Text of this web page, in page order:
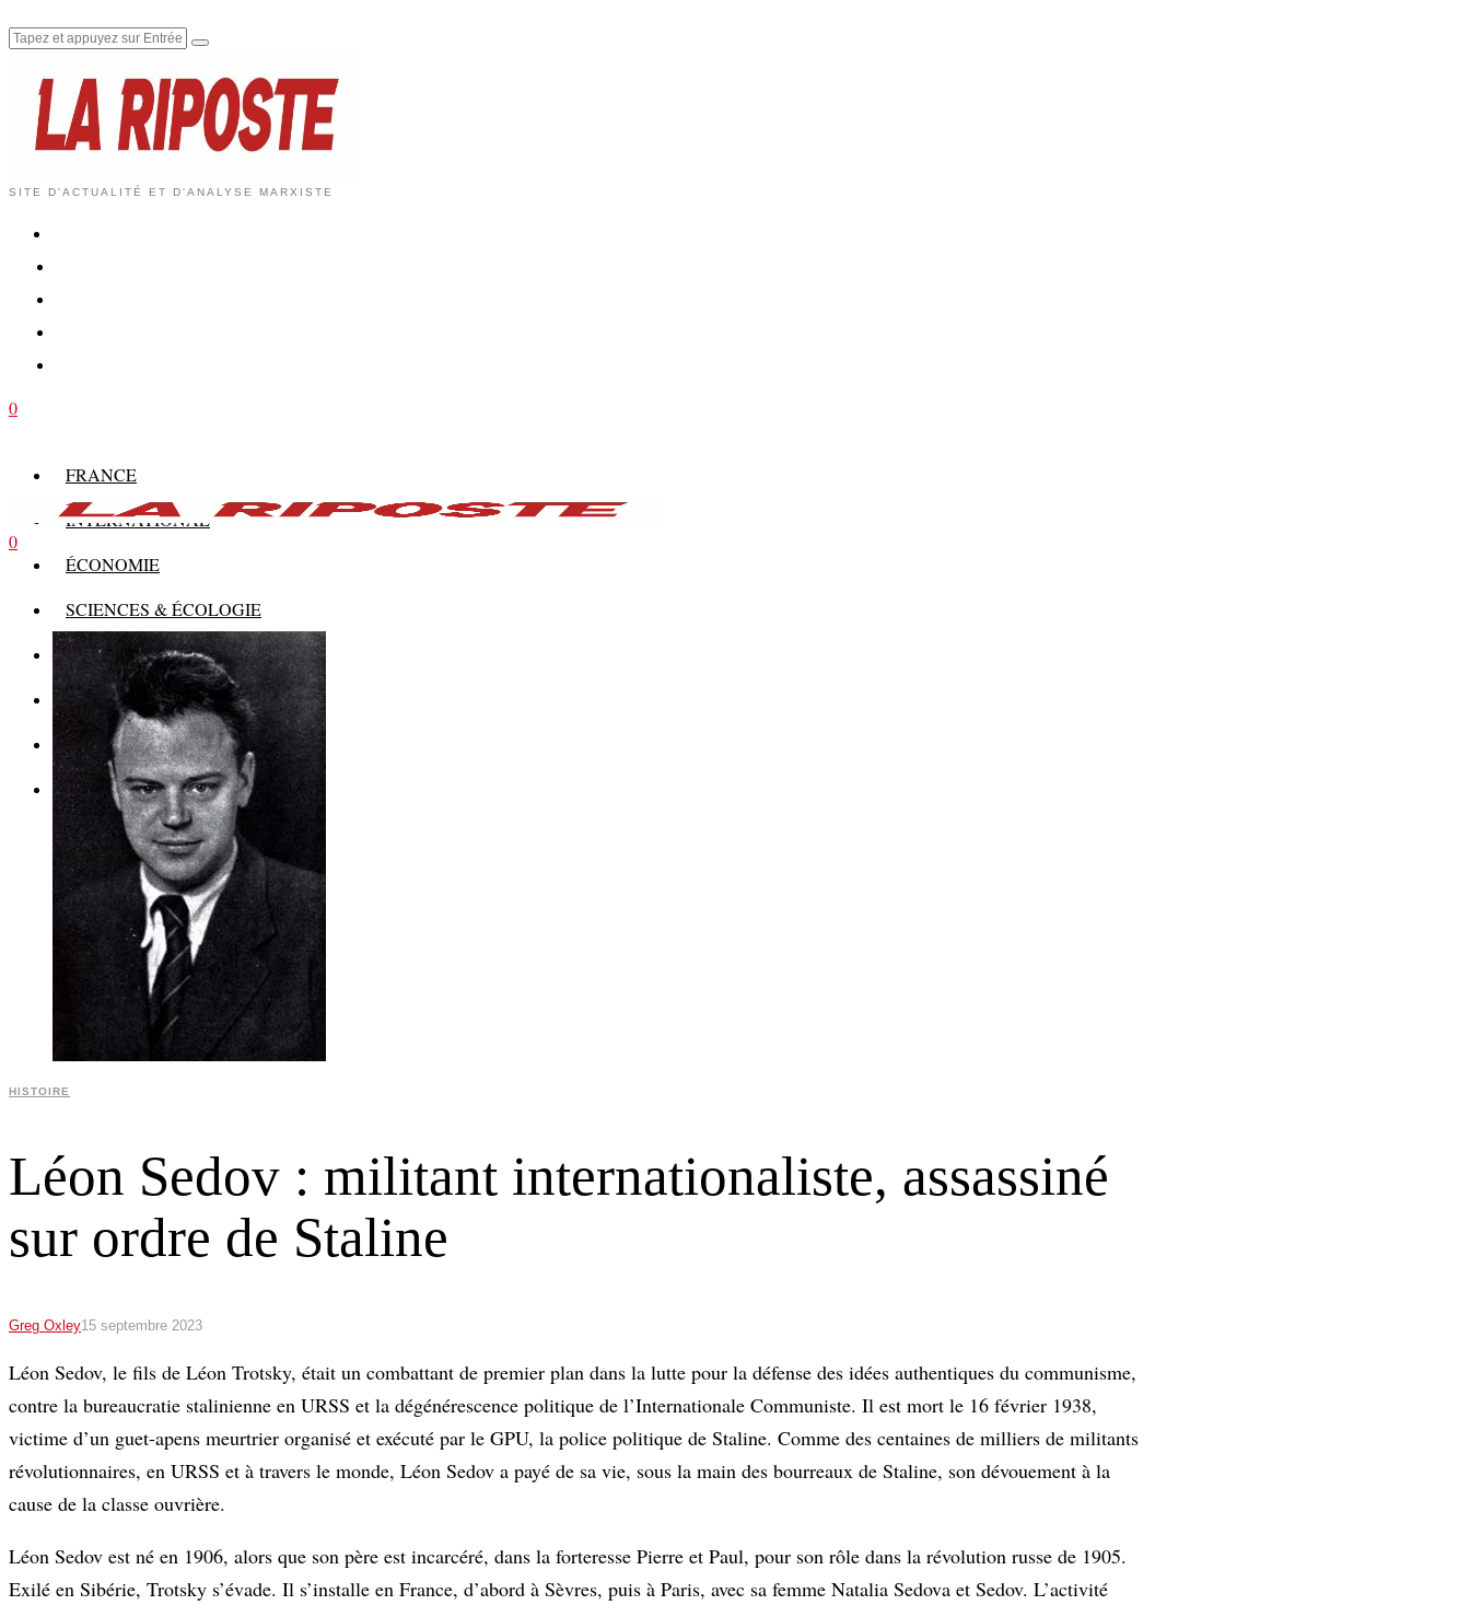
SITE D'ACTUALITÉ ET D'ANALYSE MARXISTE
0
FRANCE
INTERNATIONAL
ÉCONOMIE
SCIENCES & ÉCOLOGIE
HISTOIRE
THÉORIE
CULTURE
MULTIMÉDIAS
0
HISTOIRE
Léon Sedov : militant internationaliste, assassiné
sur ordre de Staline
Greg Oxley15 septembre 2023
Léon Sedov, le fils de Léon Trotsky, était un combattant de premier plan dans la lutte pour la défense des idées authentiques du communisme,
contre la bureaucratie stalinienne en URSS et la dégénérescence politique de l’Internationale Communiste. Il est mort le 16 février 1938,
victime d’un guet-apens meurtrier organisé et exécuté par le GPU, la police politique de Staline. Comme des centaines de milliers de militants
révolutionnaires, en URSS et à travers le monde, Léon Sedov a payé de sa vie, sous la main des bourreaux de Staline, son dévouement à la
cause de la classe ouvrière.
Léon Sedov est né en 1906, alors que son père est incarcéré, dans la forteresse Pierre et Paul, pour son rôle dans la révolution russe de 1905.
Exilé en Sibérie, Trotsky s’évade. Il s’installe en France, d’abord à Sèvres, puis à Paris, avec sa femme Natalia Sedova et Sedov. L’activité